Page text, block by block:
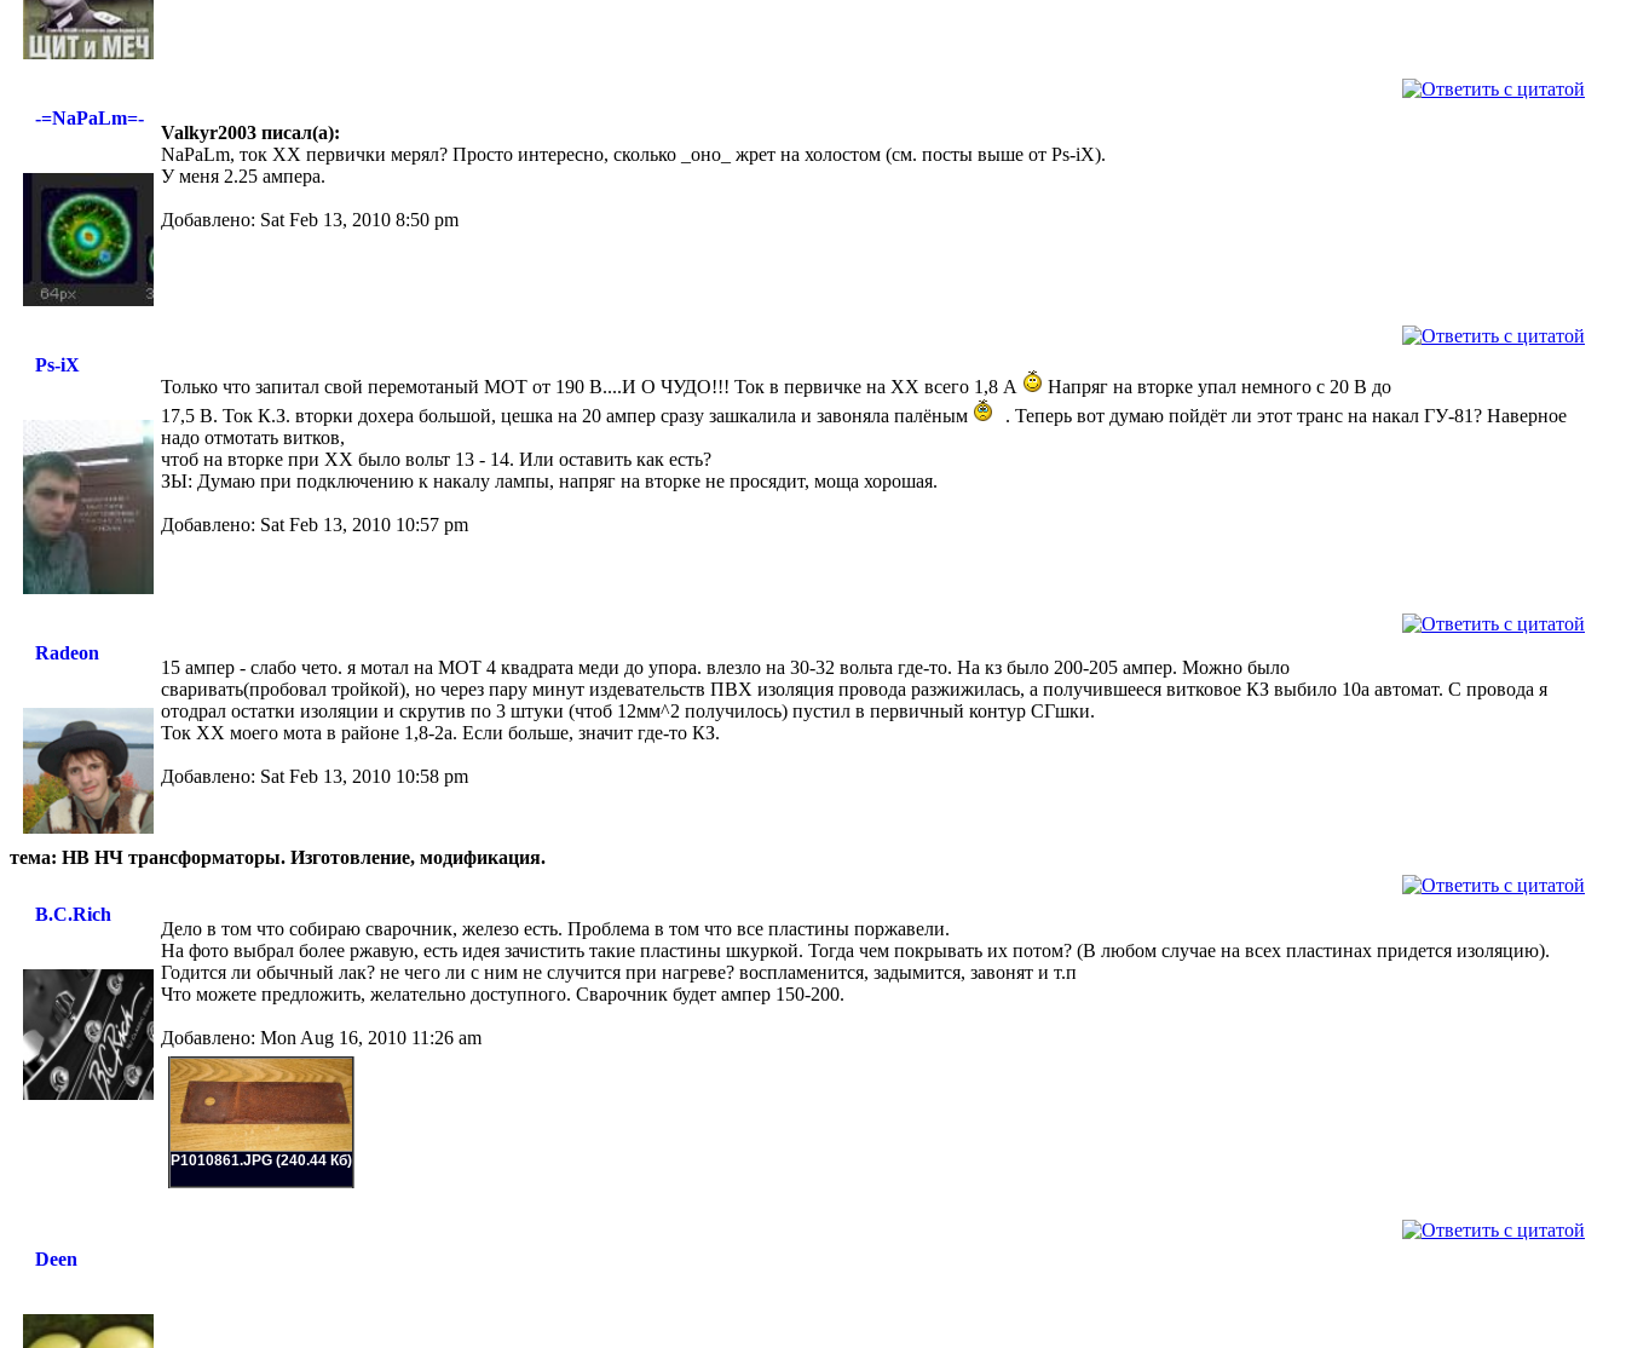
-=NaPaLm=-
Valkyr2003 писал(а):
NaPaLm, ток ХХ первички мерял? Просто интересно, сколько _оно_ жрет на холостом (см. посты выше от Ps-iX).
У меня 2.25 ампера.
Добавлено: Sat Feb 13, 2010 8:50 pm
Ps-iX
Только что запитал свой перемотаный МОТ от 190 В....И О ЧУДО!!! Ток в первичке на ХХ всего 1,8 А
Напряг на вторке упал немного с 20 В до
17,5 В. Ток К.З. вторки дохера большой, цешка на 20 ампер сразу зашкалила и завоняла палёным
. Теперь вот думаю пойдёт ли этот транс на накал ГУ-81? Наверное
надо отмотать витков,
чтоб на вторке при ХХ было вольт 13 - 14. Или оставить как есть?
ЗЫ: Думаю при подключению к накалу лампы, напряг на вторке не просядит, моща хорошая.
Добавлено: Sat Feb 13, 2010 10:57 pm
Radeon
15 ампер - слабо чето. я мотал на МОТ 4 квадрата меди до упора. влезло на 30-32 вольта где-то. На кз было 200-205 ампер. Можно было
сваривать(пробовал тройкой), но через пару минут издевательств ПВХ изоляция провода разжижилась, а получившееся витковое КЗ выбило 10а автомат. С провода я
отодрал остатки изоляции и скрутив по 3 штуки (чтоб 12мм^2 получилось) пустил в первичный контур СГшки.
Ток ХХ моего мота в районе 1,8-2а. Если больше, значит где-то КЗ.
Добавлено: Sat Feb 13, 2010 10:58 pm
тема: НВ НЧ трансформаторы. Изготовление, модификация.
B.C.Rich
Дело в том что собираю сварочник, железо есть. Проблема в том что все пластины поржавели.
На фото выбрал более ржавую, есть идея зачистить такие пластины шкуркой. Тогда чем покрывать их потом? (В любом случае на всех пластинах придется изоляцию).
Годится ли обычный лак? не чего ли с ним не случится при нагреве? воспламенится, задымится, завонят и т.п
Что можете предложить, желательно доступного. Сварочник будет ампер 150-200.
Добавлено: Mon Aug 16, 2010 11:26 am
P1010861.JPG (240.44 Кб)
Deen